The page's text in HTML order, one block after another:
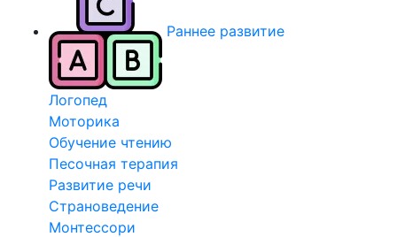
Раннее развитие
Логопед
Моторика
Обучение чтению
Песочная терапия
Развитие речи
Страноведение
Монтессори